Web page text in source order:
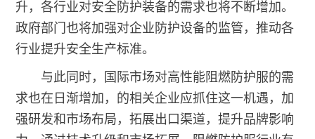
升，各行业对安全防护装备的需求也将不断增加。
政府部门也将加强对企业防护设备的监管，推动各
行业提升安全生产标准。
与此同时，国际市场对高性能阻燃防护服的需
求也在日渐增加，的相关企业应抓住这一机遇，加
强研发和市场布局，拓展出口渠道，提升品牌影响